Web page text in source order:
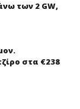
των 2 GW,
στα €238